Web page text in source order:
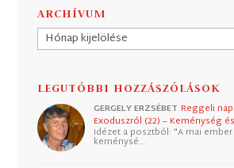
ARCHÍVUM
Archívum
LEGUTÓBBI HOZZÁSZÓLÁSOK
GERGELY ERZSÉBET Reggeli
Exoduszról (22) – Keménység
Idézet a posztból: "A mai
keménysé…